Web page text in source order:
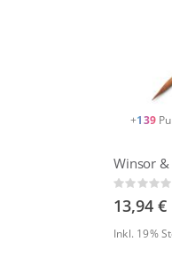
+139
Rating:
0%
13,94 €
Inkl. 19%